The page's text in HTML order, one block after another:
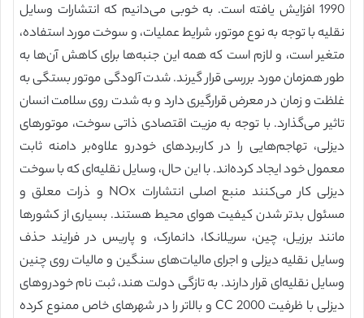
1990 افزایش یافته است. به خوبی می‌دانیم که انتشارات وسایل
نقلیه با توجه به نوع موتور، شرایط عملیات، و سوخت مورد استفاده،
متغیر است، و لازم است که همه این جنبه‌ها برای کاهش آن‌ها به
طور همزمان مورد بررسی قرار گیرند. شدت آلودگی موتور بستگی به
غلظت و زمان در معرض قرارگیری دارد و به شدت روی سلامت انسان
تاثیر می‌گذارد. با توجه به مزیت اقتصادی ذاتی سوخت، موتورهای
دیزلی، تهاجم‌هایی را در کاربردهای خودرو علاوه‌بر دامنه ثابت
معمول خود ایجاد کرده‌اند. با این حال، وسایل نقلیه‌ای که با سوخت
دیزلی کار می‌کنند منبع اصلی انتشارات NOx و ذرات معلق و
مسئول بدتر شدن کیفیت هوای محیط هستند. بسیاری از کشورها
مانند برزیل، چین، سریلانکا، دانمارک، و پاریس در فرایند حذف
وسایل نقلیه دیزلی و اجرای مالیات‌های سنگین و مالیات روی چنین
وسایل نقلیه‌ای قرار دارند. به تازگی دولت هند، ثبت نام خودروهای
دیزلی با ظرفیت 2000 CC و بالاتر را در شهرهای خاص ممنوع کرده